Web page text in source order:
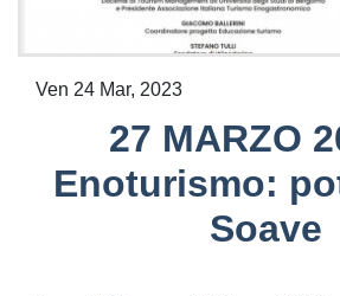
Ven 24 Mar, 2023
27 MARZO
Enoturismo:
Soave